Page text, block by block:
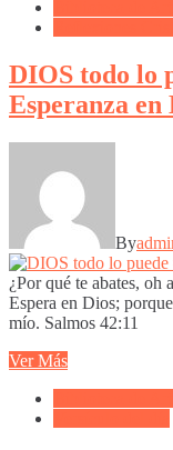
DIOS todo lo
Esperanza en
By
¿Por qué te abates, oh
Espera en Dios;
mío. Salmos 42:11
Ver Más